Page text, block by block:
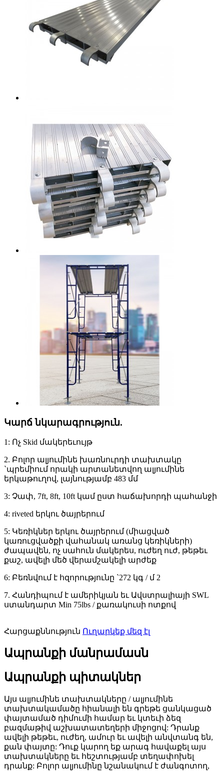
Կարճ նկարագրություն.
1: Ոչ Skid մակերեւույթ
2. Բոլոր ալյումինե խառնուրդի տախտակը
`պրեմիում որակի արտանետվող ալյումինե
երկաթուղով, լայնությամբ 483 մմ
3: Չափ, 7ft, 8ft, 10ft կամ ըստ հաճախորդի պահանջի
4: riveted երկու ծայրերում
5: Կեռիկներ երկու ծայրերում (միացված
կառուցվածքի վահանակ առանց կեռիկների)
ժապավեն, ոչ սահուն մակերես, ուժեղ ուժ, թեթեւ
քաշ, ավելի մեծ վերամշակելի արժեք
6: Բեռնվում է հզորությունը `272 կգ / մ 2
7. Հանդիպում է ամերիկյան եւ Ավստրալիայի SWL
ստանդարտ Min 75lbs / քառակուսի ոտքով
Հարցաքննություն Ուղարկեք մեզ էլ
Ապրանքի մանրամասն
Ապրանքի պիտակներ
Այս ալյումինե տախտակները / ալյումինե
տախտակամածը հիանալի են գրեթե ցանկացած
փայտամած դիմումի համար եւ կտեւի ձեզ
բազմաթիվ աշխատատեղերի միջոցով: Դրանք
ավելի թեթեւ, ուժեղ, ամուր եւ ավելի անվտանգ են,
քան փայտը: Դուք կարող եք արագ հավաքել այս
տախտակները եւ հեշտությամբ տեղափոխել
դրանք: Բոլոր ալյումինը նշանակում է ժանգոտող,